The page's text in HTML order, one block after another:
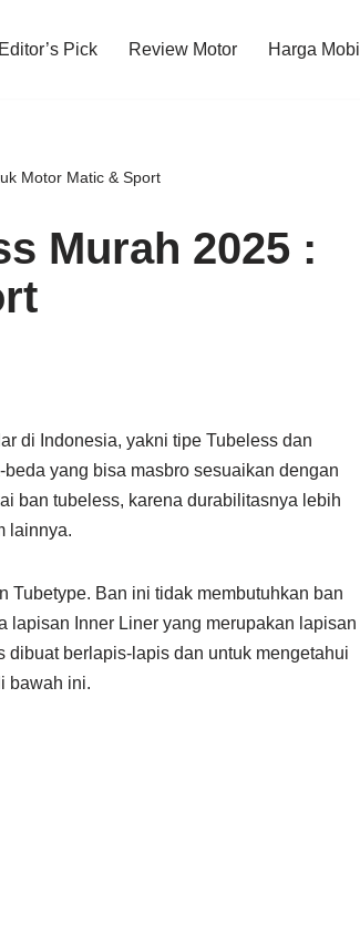
Editor’s Pick Review Motor Harga Mobil
Motor Matic & Sport
Murah 2025 :
di Indonesia, yakni tipe Tubeless dan
yang bisa masbro sesuaikan dengan
ban tubeless, karena durabilitasnya lebih
lainnya.
Tubetype. Ban ini tidak membutuhkan ban
lapisan Inner Liner yang merupakan lapisan
berlapis-lapis dan untuk mengetahui
bawah ini.